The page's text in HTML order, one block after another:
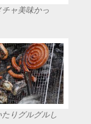
ャ美味かっ
りグルグルし